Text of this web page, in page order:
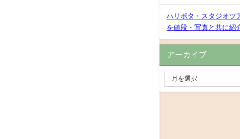
ハリポタ・スタジオツ
を値段・写真と共に紹
アーカイブ